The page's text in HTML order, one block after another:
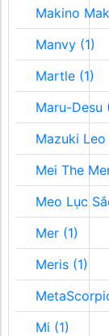
Makino
Manvy (1)
Martle (1)
Maru-Desu
Mazuki Leo
Mei The
Meo Lục
Mer (1)
Meris (1)
Mi (1)